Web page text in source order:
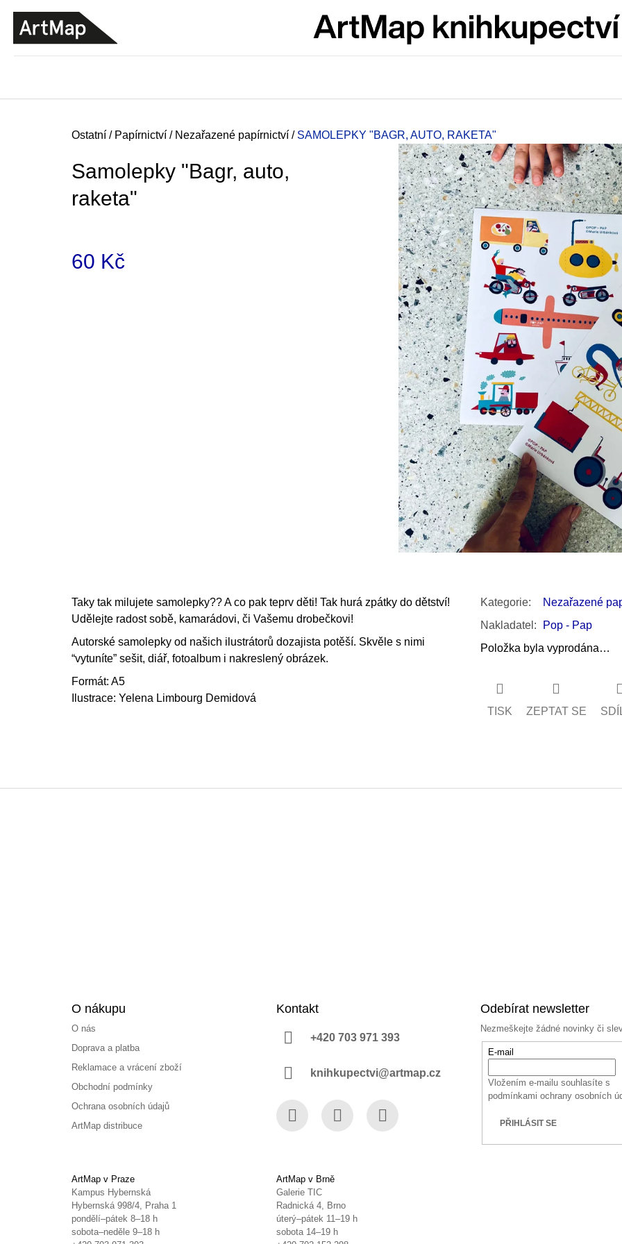
Domů
Ostatní / Papírnictví / Nezařazené papírnictví / SAMOLEPKY "BAGR, AUTO, RAKETA"
Samolepky "Bagr, auto,
raketa"
60 Kč
Taky tak milujete samolepky?? A co pak teprv děti! Tak hurá zpátky do dětství!
Udělejte radost sobě, kamarádovi, či Vašemu drobečkovi!
Autorské samolepky od našich ilustrátorů dozajista potěší. Skvěle s nimi
“vytuníte” sešit, diář, fotoalbum i nakreslený obrázek.
Formát: A5
Ilustrace: Yelena Limbourg Demidová
Kategorie:
Nezařazené
Nakladatel :
Pop - Pap
Položka byla vyprodána…
TISK ZEPTAT SE
ZPĚT
DO
OBCHODU
ZPĚT
DO
OBCHODU
HLEDAT
Doporučujeme
VÝVAR
NEJEN
300 Kč
Původně:
350
O nákupu
O nás
Doprava a platba
Reklamace a vrácení zboží
Obchodní podmínky
Ochrana osobních údajů
ArtMap distribuce
Kontakt
+420 703 971 393
knihkupectvi@artmap.cz
Odebírat newsletter
Nezmeškejte žádné novinky či
E-mail
Vložením e-mailu souhlasíte s
podmínkami ochrany osobních
PŘIHLÁSIT SE
ArtMap v Praze
Kampus Hybernská
Hybernská 998/4, Praha 1
pondělí–pátek 8–18 h
sobota–neděle 9–18 h
ArtMap v Brně
Galerie TIC
Radnická 4, Brno
úterý–pátek 11–19 h
sobota 14–19 h